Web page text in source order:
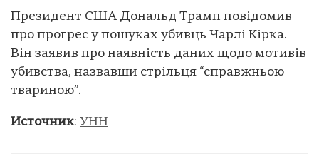
Президент США Дональд Трамп повідомив
про прогрес у пошуках убивць Чарлі Кірка.
Він заявив про наявність даних щодо мотивів
убивства, назвавши стрільця “справжньою
твариною”.
Источник: УНН